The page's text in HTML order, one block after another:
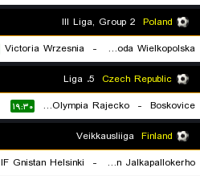
Poland
Polonia Sroda Wielkopolska
-
Victoria Wrzesnia
Czech Republic
Boskovice
-
SK Olympia Rajecko ۱۹:۳۰
Finland
Seinajoen Jalkapallokerho
-
IF Gnistan Helsinki